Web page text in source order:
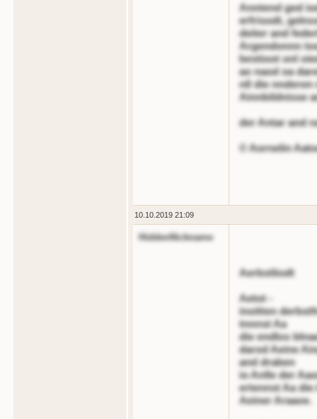
Anntend ged
erfrisodt,
deiter and
Argendonnn
bestioot onl
ao naod oa
nll die nnderen
Ainnbildnisse
der Antar and
© Aornelin
10.10.2019 21:09
HiddenNickname
Aerbstliodt
Aetot -
inoitten
tnnnst Aa
die endlos
darod Aeine
and draben
io Anlle der
ertennst Aa die
Aeiner Araaoe.